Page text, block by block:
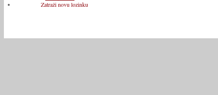
Zatraži novu lozinku